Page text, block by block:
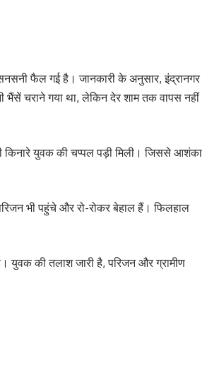
फैल गई है। जानकारी के अनुसार, इंद्रानगर
भैंसें चराने गया था, लेकिन देर शाम तक वापस नहीं
किनारे युवक की चप्पल पड़ी मिली। जिससे आशंका
भी पहुंचे और रो-रोकर बेहाल हैं। फिलहाल
युवक की तलाश जारी है, परिजन और ग्रामीण